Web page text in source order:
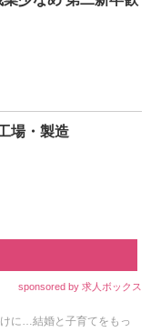
場・製造
sponsored by 求人ボックス
に…結婚と子育てをもっ